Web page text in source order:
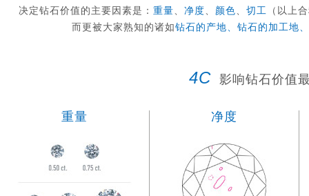
决定钻石价值的主要因素是： 重量 净度 颜色 切工 （以上
而更被大家熟知的诸如钻石的产地、钻石的加工地
4C影响钻石价值
重量 净度